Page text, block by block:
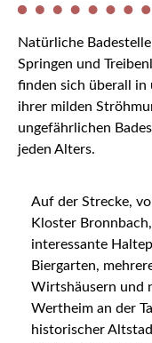
Natürliche
Springen und
finden sich überall in
ihrer milden
ungefährlichen
jeden Alters.
Auf der Strecke,
Kloster
interessante
Biergarten,
Wirtshäusern und
Wertheim an der
historischer